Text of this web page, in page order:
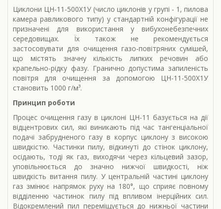
Циклони ЦН-11-500Х1У (число циклонів у групі - 1, пилова
камера равликового типу) у стандартній конфігурації не
призначені для використання у вибухонебезпечних
середовищах. Їх також не рекомендується
застосовувати для очищення газо-повітряних сумішей,
що містять значну кількість липких речовин або
крапельно-рідку фазу. Гранично допустима запиленість
повітря для очищення за допомогою ЦН-11-500Х1У
становить 1000 г/м³.
Принцип роботи
Процес очищення газу в циклоні ЦН-11 базується на дії
відцентрових сил, які виникають під час тангенціальної
подачі забрудненого газу в корпус циклону з високою
швидкістю. Частинки пилу, відкинуті до стінок циклону,
осідають, тоді як газ, виходячи через кільцевий зазор,
уповільнюється до значно нижчої швидкості, ніж
швидкість витання пилу. У центральній частині циклону
газ змінює напрямок руху на 180°, що сприяє повному
відділенню частинок пилу під впливом інерційних сил.
Відокремлений пил переміщується до нижньої частини